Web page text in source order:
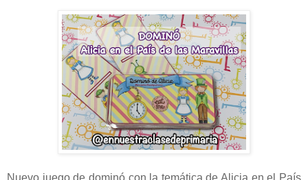
Nuevo juego de dominó con la temática de Alicia en el País